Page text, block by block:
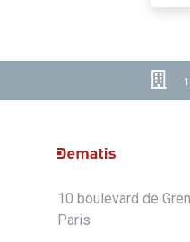
10 boulevard de
Paris